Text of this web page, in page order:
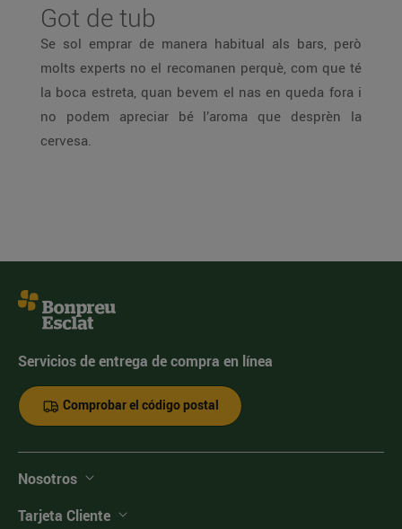
Got de tub
Se sol emprar de manera habitual als bars, però
molts experts no el recomanen perquè, com que té
la boca estreta, quan bevem el nas en queda fora i
no podem apreciar bé l’aroma que desprèn la
cervesa.
Servicios de entrega de compra en línea
Comprobar el código postal
Nosotros
Tarjeta Cliente